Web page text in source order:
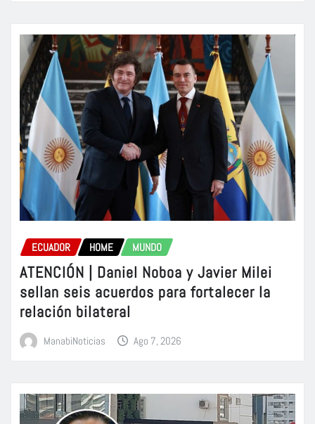
ECUADOR HOME MUNDO
ATENCIÓN | Daniel Noboa y Javier Milei
sellan seis acuerdos para fortalecer la
relación bilateral
ManabiNoticias Ago 7, 2026